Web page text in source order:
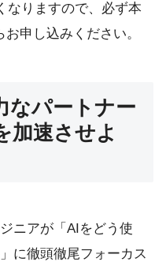
なりますので、必ず本
申し込みください。
なパートナー
加速させよ
ニアが「AIをどう使
に徹頭徹尾フォーカス